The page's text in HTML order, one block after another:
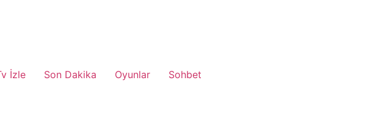
İzle Son Dakika Oyunlar Sohbet